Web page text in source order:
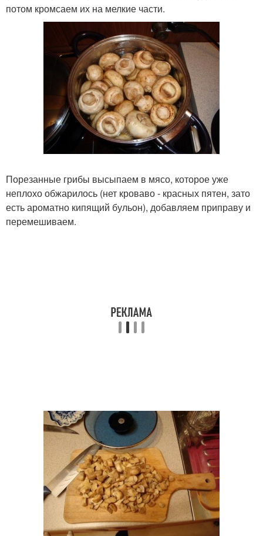
потом кромсаем их на мелкие части.
Порезанные грибы высыпаем в мясо, которое уже
неплохо обжарилось (нет кроваво - красных пятен, зато
есть ароматно кипящий бульон), добавляем приправу и
перемешиваем.